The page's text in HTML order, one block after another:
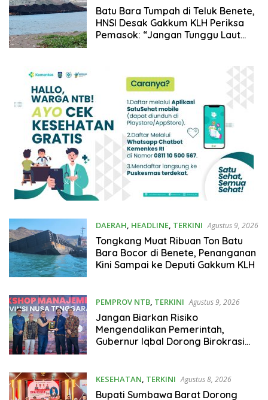
Batu Bara Tumpah di Teluk Benete,
HNSI Desak Gakkum KLH Periksa
Pemasok: “Jangan Tunggu Laut
DAERAH, HEADLINE, TERKINI Agustus 9, 2026
Tongkang Muat Ribuan Ton Batu
Bara Bocor di Benete, Penanganan
Kini Sampai ke Deputi Gakkum KLH
PEMPROV NTB, TERKINI Agustus 9, 2026
Jangan Biarkan Risiko
Mengendalikan Pemerintah,
Gubernur Iqbal Dorong Birokrasi
KESEHATAN, TERKINI Agustus 8, 2026
Bupati Sumbawa Barat Dorong